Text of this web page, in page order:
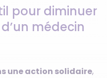
pour diminuer
médecin
une action solidaire,